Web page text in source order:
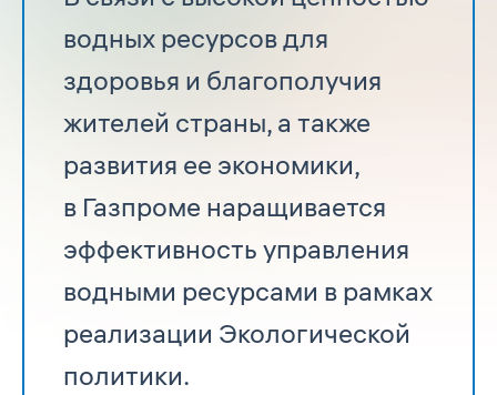
водных ресурсов для
здоровья и благополучия
жителей страны, а также
развития ее экономики,
в Газпроме наращивается
эффективность управления
водными ресурсами в рамках
реализации Экологической
политики.